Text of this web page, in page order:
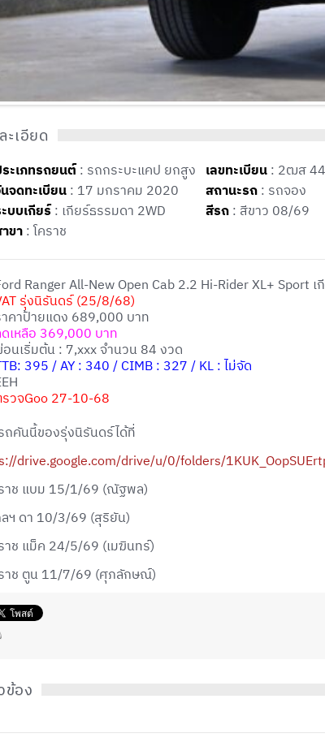
ะเอียด
ะเภทรถยนต์: รถกระบะแคป ยกสูง เลขทะเบียน: 2ฒส
จดทะเบียน: 17 มกราคม 2020 สถานะรถ: รถจอง
บบเกียร์: เกียร์ธรรมดา 2WD สีรถ: สีขาว 08/69
ขา: โคราช
Ranger All-New Open Cab 2.2 Hi-Rider XL+ Sport เ
รุ่งนิรันดร์ (25/8/68)
คาป้ายแดง 689,000 บาท
เหลือ 369,000 บาท
นเริ่มต้น : 7,xxx จำนวน 84 งวด
395 / AY : 340 / CIMB : 327 / KL : ไม่จัด
รวจGoo 27-10-68
ถคันนี้ของรุ่งนิรันดร์ได้ที่
drive.google.com/drive/u/0/folders/
าช แบม 15/1/69 (ณัฐพล)
ฯ ดา 10/3/69 (สุริยัน)
าช แม็ค 24/5/69 (เมฆินทร์)
าช ตูน 11/7/69 (ศุภลักษณ์)
ข้อง